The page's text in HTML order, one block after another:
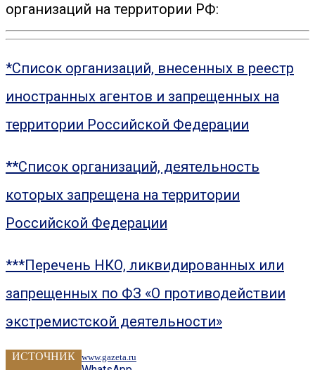
организаций на территории РФ:
*Список организаций, внесенных в реестр
иностранных агентов и запрещенных на
территории Российской Федерации
**Список организаций, деятельность
которых запрещена на территории
Российской Федерации
***Перечень НКО, ликвидированных или
запрещенных по ФЗ «О противодействии
экстремистской деятельности»
ИСТОЧНИК www.gazeta.ru